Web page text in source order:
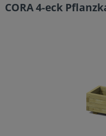
CORA 4-eck